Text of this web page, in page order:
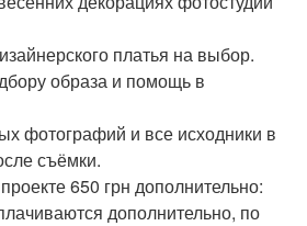
платья на выбор.
образа и помощь в
фотографий и все исходники в
съёмки.
650 грн дополнительно:
дополнительно, по